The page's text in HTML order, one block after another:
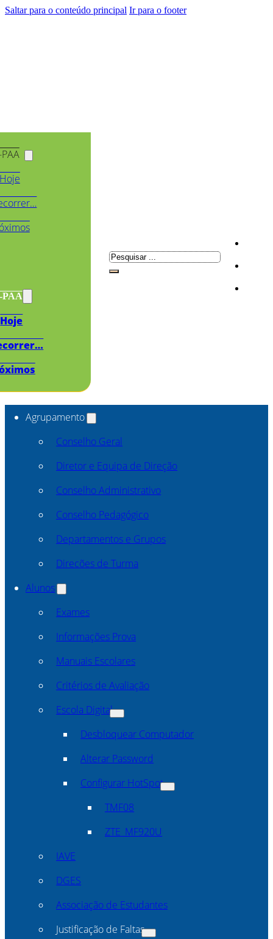
Saltar para o conteúdo principal Ir para o footer
PAA
Hoje
Pesquisar
Agrupamento
Conselho Geral
Diretor e Equipa de Direção
Conselho Administrativo
Conselho Pedagógico
Departamentos e Grupos
Direcões de Turma
Alunos
Exames
Informações Prova
Manuais Escolares
Critérios de Avaliação
Escola Digital
Desbloquear Computador
Alterar Password
Configurar HotSpot
TMF08
ZTE_MF920U
IAVE
DGES
Associação de Estudantes
Justificação de Faltas